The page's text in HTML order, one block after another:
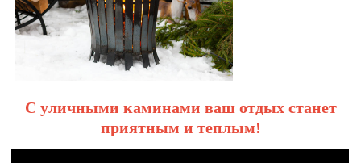
С уличными каминами ваш отдых станет
приятным и теплым!